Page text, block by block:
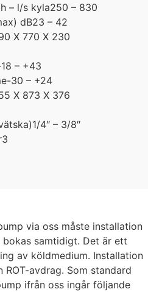
– l/s kyla250 – 830
dB23 – 42
X 770 X 230
– +43
-30 – +24
X 873 X 376
1/4″ – 3/8″
3
via oss måste installation
samtidigt. Det är ett
av köldmedium. Installation
ROT-avdrag. Som standard
ifrån oss ingår följande